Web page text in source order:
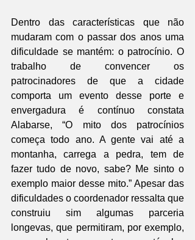
Dentro das características que não
mudaram com o passar dos anos uma
dificuldade se mantém: o patrocínio. O
trabalho de convencer os
patrocinadores de que a cidade
comporta um evento desse porte e
envergadura é contínuo constata
Alabarse, “O mito dos patrocínios
começa todo ano. A gente vai até a
montanha, carrega a pedra, tem de
fazer tudo de novo, sabe? Me sinto o
exemplo maior desse mito.” Apesar das
dificuldades o coordenador ressalta que
construiu sim algumas parceria
longevas, que permitiram, por exemplo,